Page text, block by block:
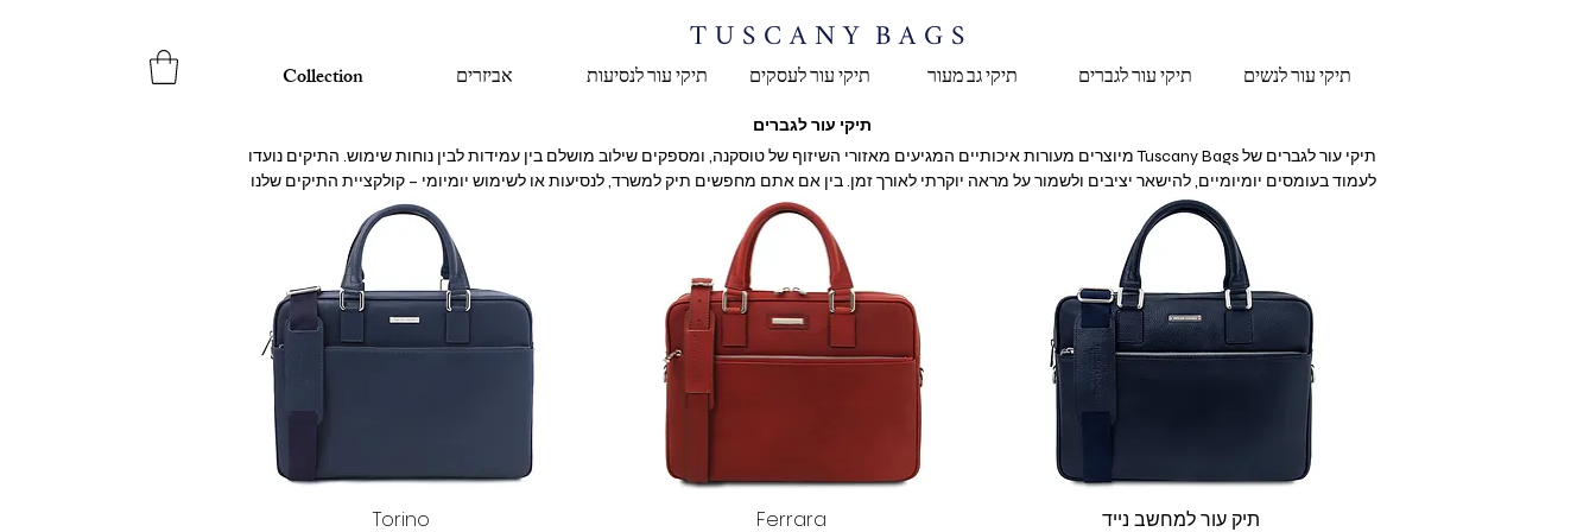
T U S C A N Y B A G S
תיקי עור לנשים תיקי עור לגברים תיקי גב מעור תיקי עור לעסקים תיקי עור לנסיעות אביזרים Collection
תיקי עור לגברים
מעניקה פתרון מלא ללא התפשרות
תצוגה מהירה
תיק עור למחשב נייד תצוגה מהירה
Ferrara תצוגה מהירה
Torino